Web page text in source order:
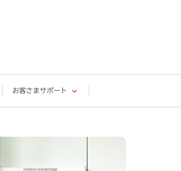
お客さまサポート